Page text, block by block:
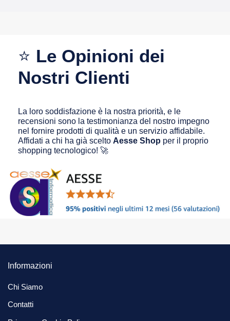
⭐ Le Opinioni dei
Nostri Clienti
La loro soddisfazione è la nostra priorità, e le
recensioni sono la testimonianza del nostro impegno
nel fornire prodotti di qualità e un servizio affidabile.
Affidati a chi ha già scelto Aesse Shop per il proprio
shopping tecnologico! 🚀
Informazioni
Chi Siamo
Contatti